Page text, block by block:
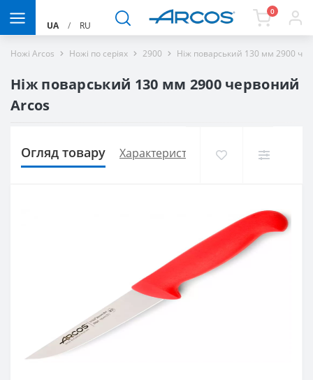
UA / RU
0
Ножі Arcos Ножі по серіях 2900 Ніж поварський 130 мм 2900
Ніж поварський 130 мм 2900 червоний
Arcos
Огляд товару Характеристики Доставка і